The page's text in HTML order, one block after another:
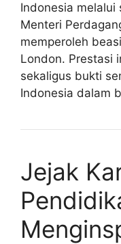
Indonesia melalui
Menteri
memperoleh
London. Prestasi
sekaligus bukti
Indonesia dalam
Jejak